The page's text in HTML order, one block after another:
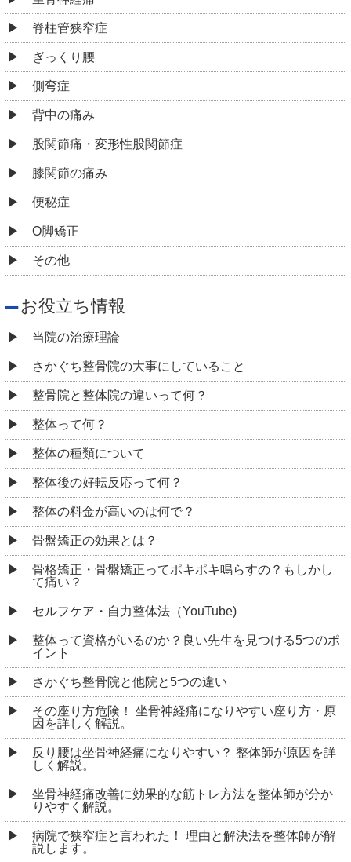
脊柱管狭窄症
ぎっくり腰
側弯症
背中の痛み
股関節痛・変形性股関節症
膝関節の痛み
便秘症
O脚矯正
その他
お役立ち情報
当院の治療理論
さかぐち整骨院の大事にしていること
整骨院と整体院の違いって何？
整体って何？
整体の種類について
整体後の好転反応って何？
整体の料金が高いのは何で？
骨盤矯正の効果とは？
骨格矯正・骨盤矯正ってポキポキ鳴らすの？もしかし
て痛い？
セルフケア・自力整体法（YouTube)
整体って資格がいるのか？良い先生を見つける5つのポ
イント
さかぐち整骨院と他院と5つの違い
その座り方危険！ 坐骨神経痛になりやすい座り方・原
因を詳しく解説。
反り腰は坐骨神経痛になりやすい？ 整体師が原因を詳
しく解説。
坐骨神経痛改善に効果的な筋トレ方法を整体師が分か
りやすく解説。
病院で狭窄症と言われた！ 理由と解決法を整体師が解
説します。